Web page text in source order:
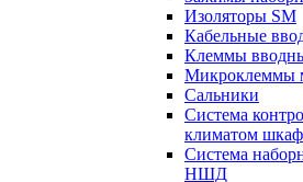
Изоляторы SM
Кабельные
Клеммы
Микроклеммы
Сальники
Система
климатом
Система
НШД